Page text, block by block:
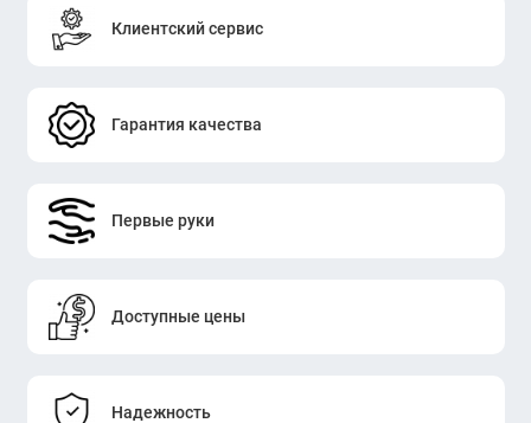
Клиентский сервис
Гарантия качества
Первые руки
Доступные цены
Надежность